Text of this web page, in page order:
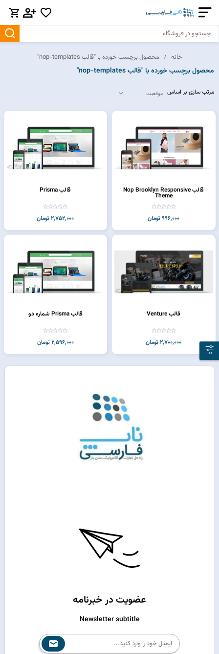
خانه محصول برچسب خورده با "قالب nop-templates"
محصول برچسب خورده با "قالب nop-templates"
مرتب سازی بر اساس
قالب Nop Brooklyn Responsive
Theme
996,000 تومان
قالب Prisma
2,752,000 تومان
قالب Venture
2,700,000 تومان
قالب Prisma شماره دو
2,596,000 تومان
عضویت در خبرنامه
Newsletter subtitle